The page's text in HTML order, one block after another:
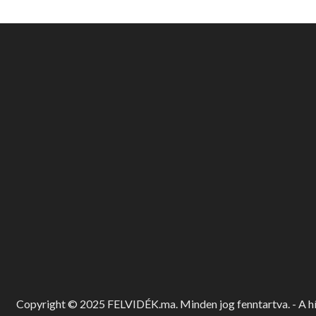
Copyright © 2025 FELVIDÉK.ma. Minden jog fenntartva. - A